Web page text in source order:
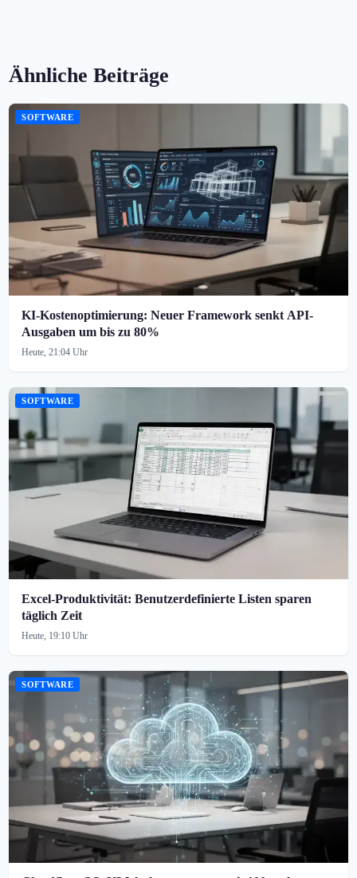
Ähnliche Beiträge
SOFTWARE
KI-Kostenoptimierung: Neuer Framework senkt API-
Ausgaben um bis zu 80%
Heute, 21:04 Uhr
SOFTWARE
Excel-Produktivität: Benutzerdefinierte Listen sparen
täglich Zeit
Heute, 19:10 Uhr
SOFTWARE